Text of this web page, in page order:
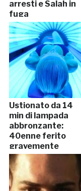
arresti e Salah in
fuga
Ustionato da 14
min di lampada
abbronzante:
40enne ferito
gravemente